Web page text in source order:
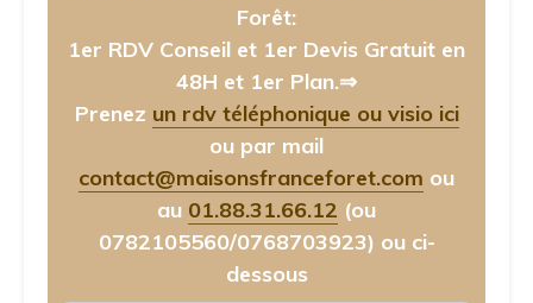
Forêt:
1er RDV Conseil et 1er Devis Gratuit en
48H et 1er Plan.⇒
Prenez un rdv téléphonique ou visio ici
ou par mail
contact@maisonsfranceforet.com ou
au 01.88.31.66.12 (ou
0782105560/0768703923) ou ci-
dessous